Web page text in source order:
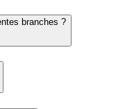
branches ?